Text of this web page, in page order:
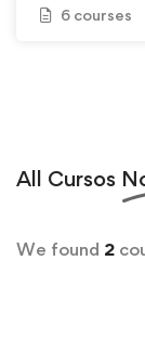
6 courses
All Cursos
We found 2